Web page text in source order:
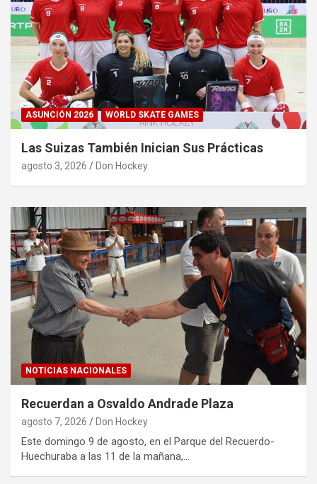
ASUNCIÓN 2026 WORLD SKATE GAMES
Las Suizas También Inician Sus Prácticas
agosto 3, 2026 Don Hockey
NOTICIAS NACIONALES
Recuerdan a Osvaldo Andrade Plaza
agosto 7, 2026 Don Hockey
Este domingo 9 de agosto, en el Parque del Recuerdo-
Huechuraba a las 11 de la mañana,…